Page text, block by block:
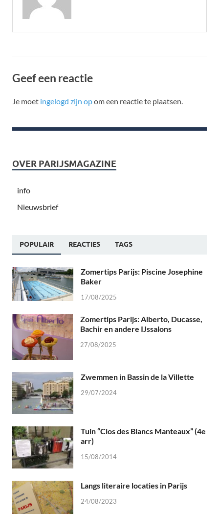
Geef een reactie
Je moet ingelogd zijn opom een reactie te plaatsen.
OVER PARIJSMAGAZINE
info
Nieuwsbrief
POPULAIR REACTIES TAGS
Zomertips Parijs: Piscine Josephine
Baker
17/08/2025
Zomertips Parijs: Alberto, Ducasse,
Bachir en andere IJssalons
27/08/2025
Zwemmen in Bassin de la Villette
29/07/2024
Tuin “Clos des Blancs Manteaux” (4e
arr)
15/08/2014
Langs literaire locaties in Parijs
24/08/2023